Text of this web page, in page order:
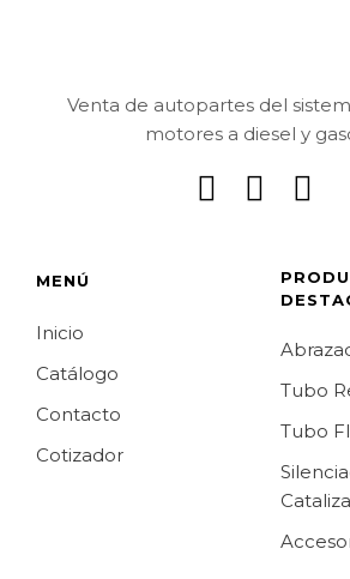
Venta de autopartes del
motores a diesel y
MENÚ
Inicio
Catálogo
Contacto
Cotizador
Tubo
Tubo